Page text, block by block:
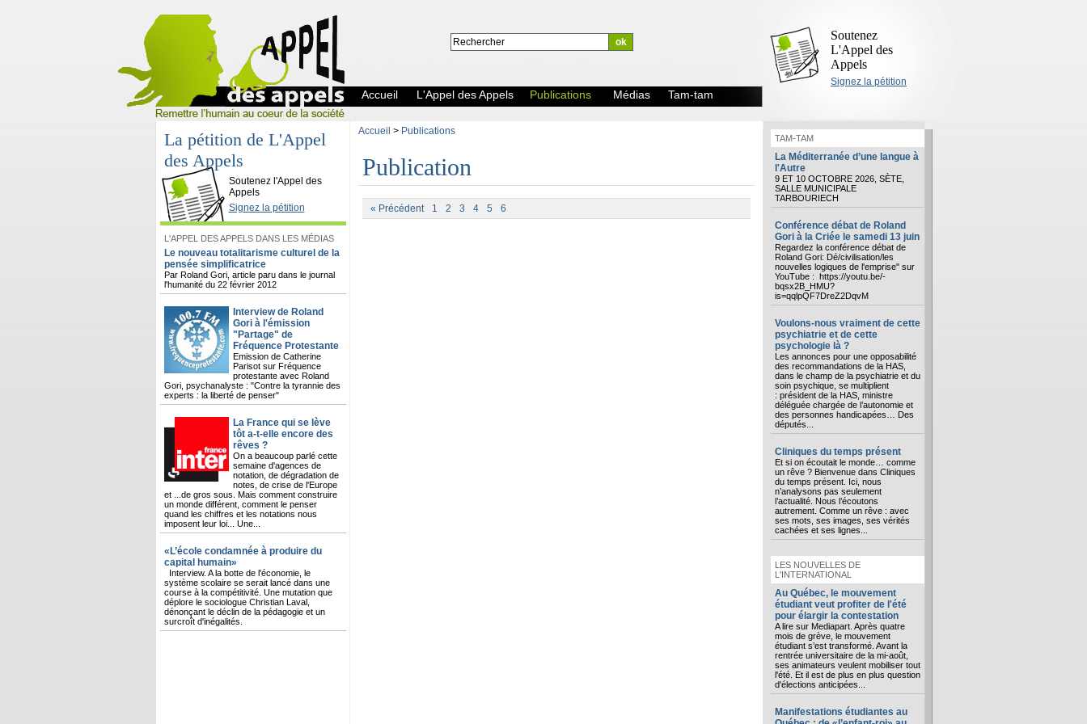
L'Appel des Appels
Accueil L'Appel des Appels Publications Médias Tam-tam
Soutenez
L'Appel des
Appels
Signez la pétition
La pétition de L'Appel
des Appels
Soutenez l'Appel des
Appels
Signez la pétition
L'APPEL DES APPELS DANS LES MÉDIAS
Le nouveau totalitarisme culturel de la
pensée simplificatrice
Par Roland Gori, article paru dans le journal
l'humanité du 22 février 2012
Interview de Roland
Gori à l'émission
"Partage" de
Fréquence Protestante
Emission de Catherine
Parisot sur Fréquence
protestante avec Roland
Gori, psychanalyste : "Contre la tyrannie des
experts : la liberté de penser"
La France qui se lève
tôt a-t-elle encore des
rêves ?
On a beaucoup parlé cette
semaine d'agences de
notation, de dégradation de
notes, de crise de l'Europe
et ...de gros sous. Mais comment construire
un monde différent, comment le penser
quand les chiffres et les notations nous
imposent leur loi... Une...
«L’école condamnée à produire du
capital humain»
Interview. A la botte de l'économie, le
système scolaire se serait lancé dans une
course à la compétitivité. Une mutation que
déplore le sociologue Christian Laval,
dénonçant le déclin de la pédagogie et un
surcroît d'inégalités.
Accueil > Publications
Publication
« Précédent 1 2 3 4 5 6
TAM-TAM
La Méditerranée d’une langue à
l'Autre
9 ET 10 OCTOBRE 2026, SÈTE,
SALLE MUNICIPALE
TARBOURIECH
Conférence débat de Roland
Gori à la Criée le samedi 13 juin
Regardez la conférence débat de
Roland Gori: Dé/civilisation/les
nouvelles logiques de l'emprise" sur
YouTube : https://youtu.be/-
bqsx2B_HMU?
is=qqlpQF7DreZ2DqvM
Voulons-nous vraiment de cette
psychiatrie et de cette
psychologie là ?
Les annonces pour une opposabilité
des recommandations de la HAS,
dans le champ de la psychiatrie et du
soin psychique, se multiplient
: président de la HAS, ministre
déléguée chargée de l’autonomie et
des personnes handicapées… Des
députés...
Cliniques du temps présent
Et si on écoutait le monde… comme
un rêve ? Bienvenue dans Cliniques
du temps présent. Ici, nous
n’analysons pas seulement
l’actualité. Nous l’écoutons
autrement. Comme un rêve : avec
ses mots, ses images, ses vérités
cachées et ses lignes...
LES NOUVELLES DE
L'INTERNATIONAL
Au Québec, le mouvement
étudiant veut profiter de l'été
pour élargir la contestation
A lire sur Mediapart. Après quatre
mois de grève, le mouvement
étudiant s’est transformé. Avant la
rentrée universitaire de la mi-août,
ses animateurs veulent mobiliser tout
l'été. Et il est de plus en plus question
d'élections anticipées...
Manifestations étudiantes au